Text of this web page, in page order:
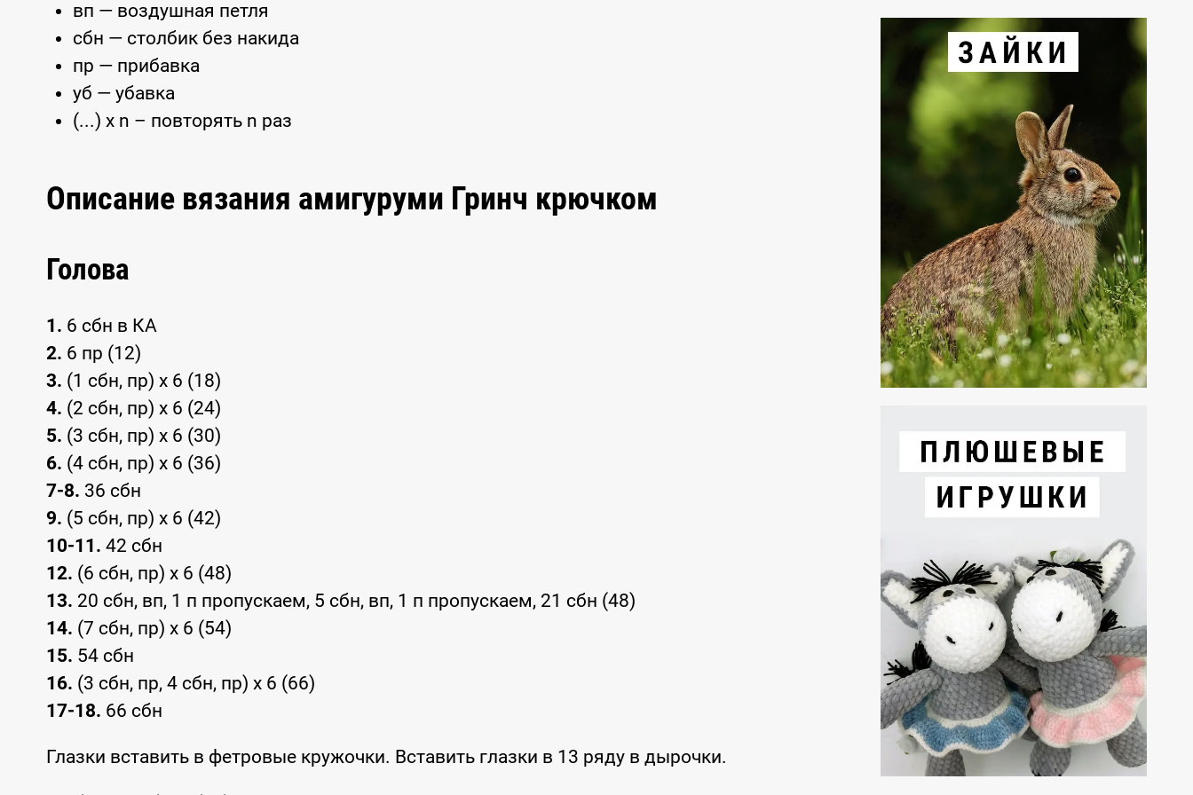
вп — воздушная петля
сбн — столбик без накида
пр — прибавка
уб — убавка
(...) x n – повторять n раз
Описание вязания амигуруми Гринч крючком
Голова
1. 6 сбн в КА
2. 6 пр (12)
3. (1 сбн, пр) x 6 (18)
4. (2 сбн, пр) x 6 (24)
5. (3 сбн, пр) x 6 (30)
6. (4 сбн, пр) x 6 (36)
7-8. 36 сбн
9. (5 сбн, пр) x 6 (42)
10-11. 42 сбн
12. (6 сбн, пр) x 6 (48)
13. 20 сбн, вп, 1 п пропускаем, 5 сбн, вп, 1 п пропускаем, 21 сбн (48)
14. (7 сбн, пр) x 6 (54)
15. 54 сбн
16. (3 сбн, пр, 4 сбн, пр) x 6 (66)
17-18. 66 сбн
Глазки вставить в фетровые кружочки. Вставить глазки в 13 ряду в дырочки.